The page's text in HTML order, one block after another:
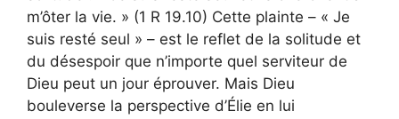
m’ôter la vie. » (1 R 19.10) Cette plainte – « Je
suis resté seul » – est le reflet de la solitude et
du désespoir que n’importe quel serviteur de
Dieu peut un jour éprouver. Mais Dieu
bouleverse la perspective d’Élie en lui